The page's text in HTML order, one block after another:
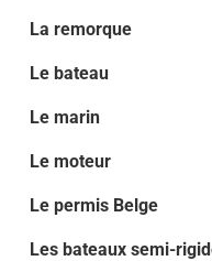
La remorque
Le bateau
Le marin
Le moteur
Le permis Belge
Les bateaux semi-